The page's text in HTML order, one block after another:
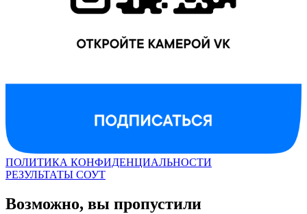
ПОЛИТИКА КОНФИДЕНЦИАЛЬНОСТИ
РЕЗУЛЬТАТЫ СОУТ
Возможно, вы пропустили